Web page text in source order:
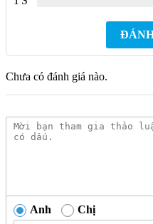
Chưa có đánh giá nào.
Anh Chị